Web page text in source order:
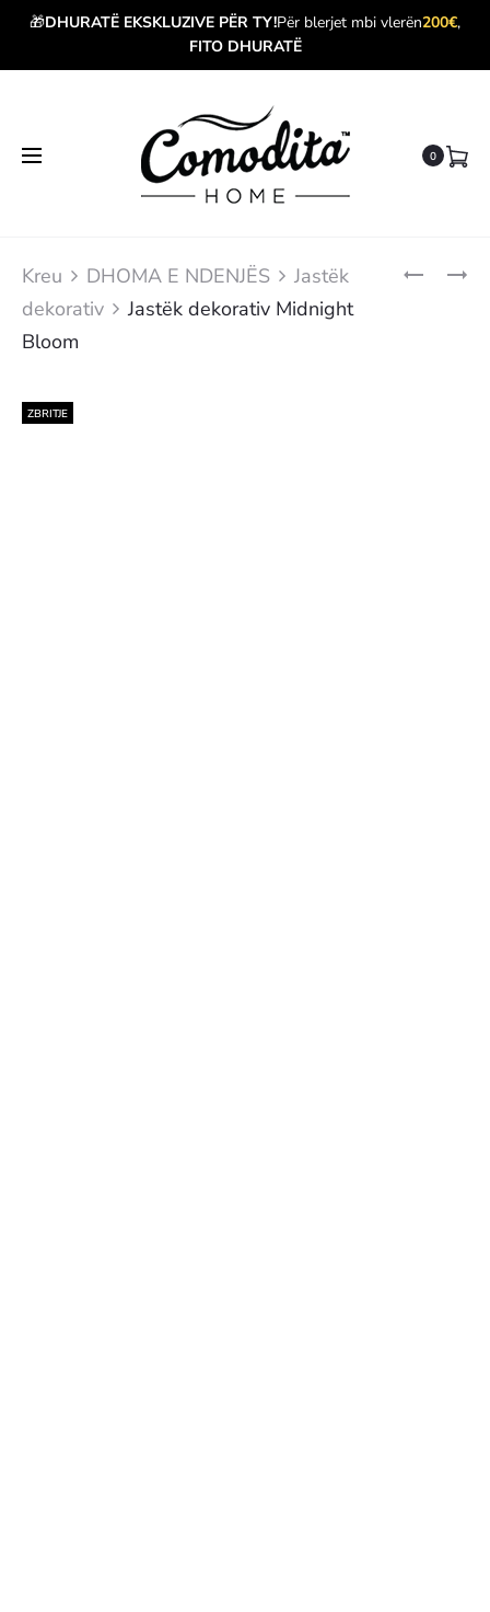
🎁DHURATË EKSKLUZIVE PËR TY!Për blerjet mbi vlerën200€,
FITO DHURATË
0
JASTËK
JASTËK
Kreu DHOMA E NDENJËS
Jastëk
dekorativ
Jastëk dekorativ Midnight
Bloom
ZBRITJE